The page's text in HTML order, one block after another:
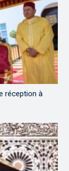
réception à